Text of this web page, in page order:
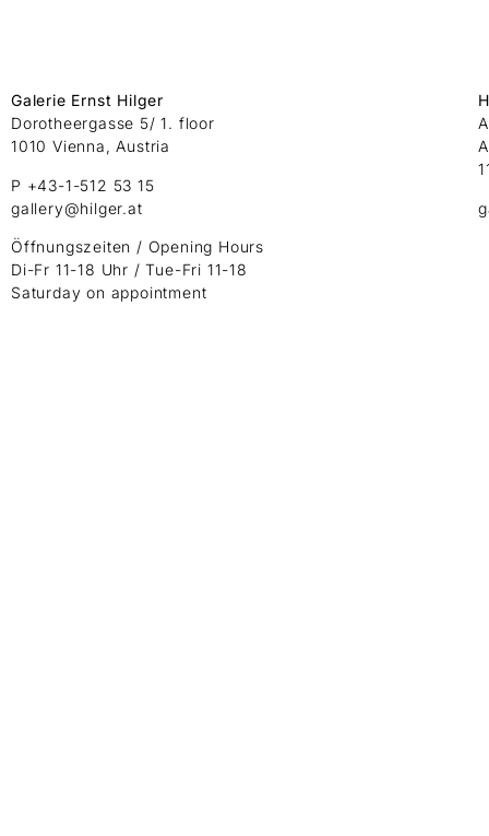
Galerie Ernst Hilger
Dorotheergasse 5/ 1. floor
1010 Vienna, Austria
P +43-1-512 53 15
gallery@hilger.at
Öffnungszeiten / Opening Hours
Di-Fr 11-18 Uhr / Tue-Fri 11-18
Saturday on appointment